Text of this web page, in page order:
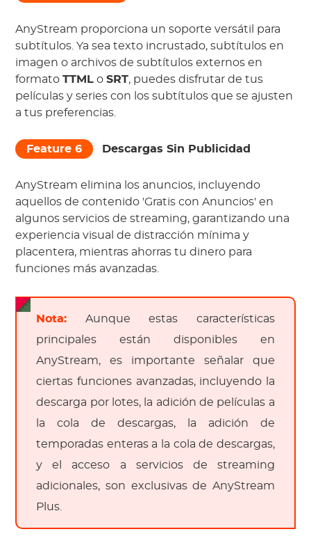
AnyStream proporciona un soporte versátil para
subtítulos. Ya sea texto incrustado, subtítulos en
imagen o archivos de subtítulos externos en
formatoTTML oSRT, puedes disfrutar de tus
películas y series con los subtítulos que se ajusten
a tus preferencias.
Feature 6 Descargas Sin Publicidad
AnyStream elimina los anuncios, incluyendo
aquellos de contenido 'Gratis con Anuncios' en
algunos servicios de streaming, garantizando una
experiencia visual de distracción mínima y
placentera, mientras ahorras tu dinero para
funciones más avanzadas.
Nota: Aunque estas características
principales están disponibles en
AnyStream, es importante señalar que
ciertas funciones avanzadas, incluyendo la
descarga por lotes, la adición de películas a
la cola de descargas, la adición de
temporadas enteras a la cola de descargas,
y el acceso a servicios de streaming
adicionales, son exclusivas de AnyStream
Plus.